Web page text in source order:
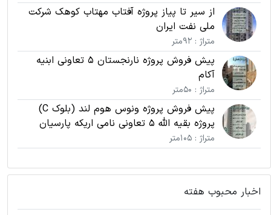
از سیر تا پیاز پروژه آفتاب مهتاب کوهک شرکت
ملی نفت ایران
متراژ : 92متر
پیش فروش پروژه نارنجستان 5 تعاونی ابنیه
آکام
متراژ : 50متر
پیش فروش پروژه ونوس هوم لند (بلوک C)
پروژه بقیه الله 5 تعاونی نامی اریکه پارسیان
متراژ : 105متر
اخبار محبوب هفته